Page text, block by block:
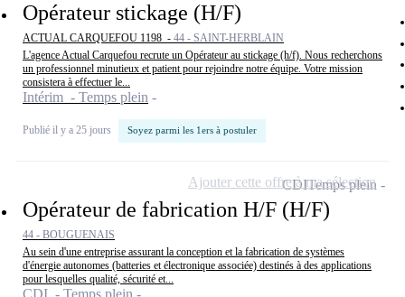
Opérateur stickage (H/F)
ACTUAL CARQUEFOU 1198 - 44 - SAINT-HERBLAIN
L'agence Actual Carquefou recrute un Opérateur au stickage (h/f). Nous recherchons
un professionnel minutieux et patient pour rejoindre notre équipe. Votre mission
consistera à effectuer le...
Intérim - Temps plein
Publié il y a 25 jours Soyez parmi les 1ers à postuler
Opérateur de fabrication H/F (H/F)
44 - BOUGUENAIS
Au sein d'une entreprise assurant la conception et la fabrication de systèmes
d'énergie autonomes (batteries et électronique associée) destinés à des applications
pour lesquelles qualité, sécurité et...
CDITemps plein
Ajouter cette offre à ma sélection